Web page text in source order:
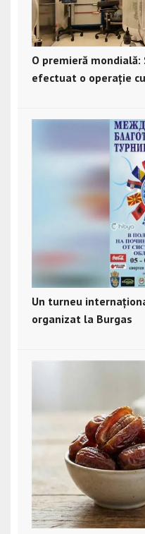
O premieră
efectuat o operație
Un turneu
organizat la Burgas